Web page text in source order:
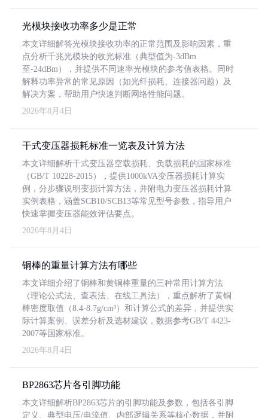
光模块接收功率多少是正常
本文详细解答光模块接收功率的正常范围及影响因素，重
点分析千兆光模块的收光标准（典型值为-3dBm
至-24dBm），并提供不同速率光模块的参考值表格。同时
解释功率异常的常见原因（如光纤损耗、连接器问题）及
解决方案，帮助用户快速判断网络性能问题。
2026年8月4日
干式变压器损耗标准一览表及计算方法
本文详细解析干式变压器空载损耗、负载损耗的国家标准
（GB/T 10228-2015），提供1000kVA变压器损耗计算实
例，分步骤说明变损计算方法，并附电力变压器损耗计算
实例表格，涵盖SCB10/SCB13等常见型号参数，指导用户
快速掌握变压器能效评估要点。
2026年8月4日
铜棒的重量计算方法有哪些
本文详细介绍了铜棒和黄铜棒重量的三种常用计算方法
（理论公式法、查表法、在线工具法），重点解析了黄铜
棒密度取值（8.4-8.7g/cm³）和计算公式的差异，并提供实
际计算案例、误差分析及选材建议，数据参考GB/T 4423-
2007等国家标准。
2026年8月4日
BP2863芯片各引脚功能
本文详细解析BP2863芯片的引脚功能及参数，包括各引脚
定义、典型电压/电流值、内部逻辑关系等核心数据，并附